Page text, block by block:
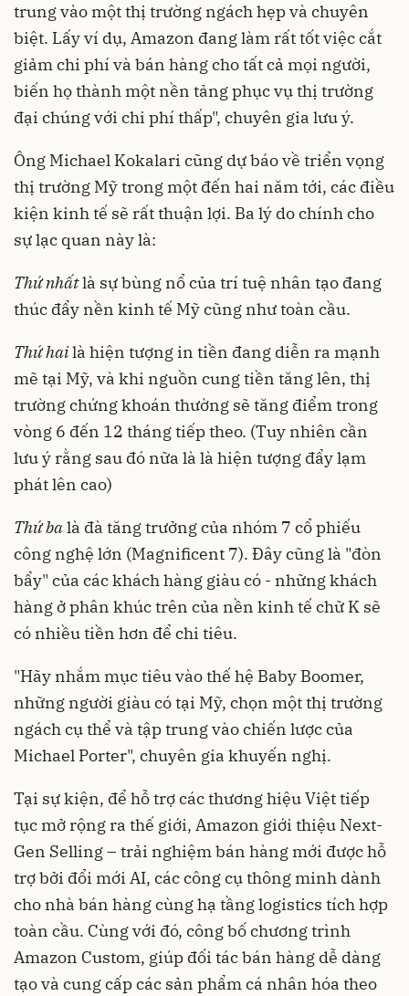
trung vào một thị trường ngách hẹp và chuyên
biệt. Lấy ví dụ, Amazon đang làm rất tốt việc cắt
giảm chi phí và bán hàng cho tất cả mọi người,
biến họ thành một nền tảng phục vụ thị trường
đại chúng với chi phí thấp", chuyên gia lưu ý.
Ông Michael Kokalari cũng dự báo về triển vọng
thị trường Mỹ trong một đến hai năm tới, các điều
kiện kinh tế sẽ rất thuận lợi. Ba lý do chính cho
sự lạc quan này là:
Thứ nhấtlà sự bùng nổ của trí tuệ nhân tạo đang
thúc đẩy nền kinh tế Mỹ cũng như toàn cầu.
Thứ hailà hiện tượng in tiền đang diễn ra mạnh
mẽ tại Mỹ, và khi nguồn cung tiền tăng lên, thị
trường chứng khoán thường sẽ tăng điểm trong
vòng 6 đến 12 tháng tiếp theo. (Tuy nhiên cần
lưu ý rằng sau đó nữa là là hiện tượng đẩy lạm
phát lên cao)
Thứ balà đà tăng trưởng của nhóm 7 cổ phiếu
công nghệ lớn (Magnificent 7). Đây cũng là "đòn
bẩy" của các khách hàng giàu có - những khách
hàng ở phân khúc trên của nền kinh tế chữ K sẽ
có nhiều tiền hơn để chi tiêu.
"Hãy nhắm mục tiêu vào thế hệ Baby Boomer,
những người giàu có tại Mỹ, chọn một thị trường
ngách cụ thể và tập trung vào chiến lược của
Michael Porter", chuyên gia khuyến nghị.
Tại sự kiện, để hỗ trợ các thương hiệu Việt tiếp
tục mở rộng ra thế giới, Amazon giới thiệu Next-
Gen Selling – trải nghiệm bán hàng mới được hỗ
trợ bởi đổi mới AI, các công cụ thông minh dành
cho nhà bán hàng cùng hạ tầng logistics tích hợp
toàn cầu. Cùng với đó, công bố chương trình
Amazon Custom, giúp đối tác bán hàng dễ dàng
tạo và cung cấp các sản phẩm cá nhân hóa theo